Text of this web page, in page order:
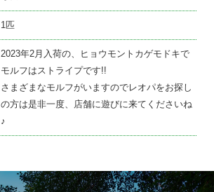
1匹
2023年2月入荷の、ヒョウモントカゲモドキで
モルフはストライプです!!
さまざまなモルフがいますのでレオパをお探し
の方は是非一度、店舗に遊びに来てくださいね
♪